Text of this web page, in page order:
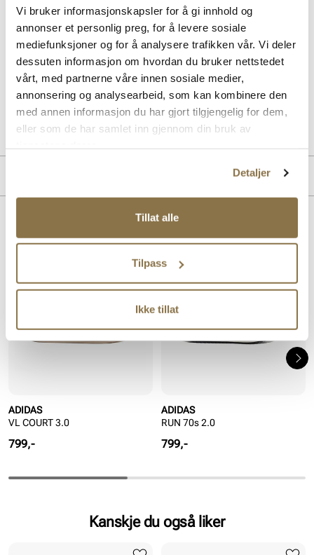
Vi bruker informasjonskapsler for å gi innhold og
annonser et personlig preg, for å levere sosiale
mediefunksjoner og for å analysere trafikken vår. Vi deler
dessuten informasjon om hvordan du bruker nettstedet
vårt, med partnerne våre innen sosiale medier,
annonsering og analysearbeid, som kan kombinere den
med annen informasjon du har gjort tilgjengelig for dem,
eller som de har samlet inn gjennom din bruk av
Detaljer
Tillat alle
Tilpass
Ikke tillat
BESKRIVELSE
ADIDAS RUN 70s 2.0 kombinerer retrostil med moderne komfort.
Denne herresneakeren har slitesterkt materiale og en lett såle som
gir god demping og støtte gjennom hele dagen. Perfekt for både fritid
og urbane eventyr.
Art. nr.05267413
Lev. art. nrKJ7187
ADIDAS
VL COURT 3.0
Pris
799,-
ADIDAS
RUN 70s 2.0
Pris
799,-
Kanskje du også liker